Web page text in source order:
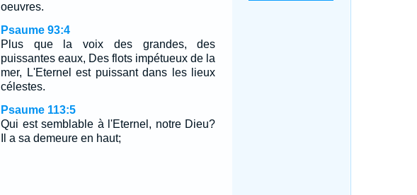
oeuvres.
Psaume 93:4
Plus que la voix des grandes, des
puissantes eaux, Des flots impétueux de la
mer, L'Eternel est puissant dans les lieux
célestes.
Psaume 113:5
Qui est semblable à l'Eternel, notre Dieu?
Il a sa demeure en haut;